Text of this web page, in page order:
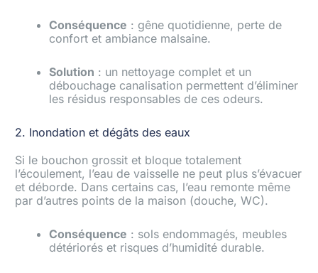
Conséquence : gêne quotidienne, perte de
confort et ambiance malsaine.
Solution : un nettoyage complet et un
débouchage canalisation permettent d’éliminer
les résidus responsables de ces odeurs.
2. Inondation et dégâts des eaux
Si le bouchon grossit et bloque totalement
l’écoulement, l’eau de vaisselle ne peut plus s’évacuer
et déborde. Dans certains cas, l’eau remonte même
par d’autres points de la maison (douche, WC).
Conséquence : sols endommagés, meubles
détériorés et risques d’humidité durable.